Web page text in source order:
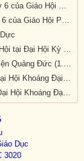
Hình ảnh Lễ Khai Mạc Đại Hội Khoáng Đại Kỳ 6 của Giáo Hội Phật Giáo Việt Nam Thống Nhất Hải Ngoại tại Úc Đại Lợi Tân Tây Lan (10.30am Thứ Bảy 21-9-2019)
Hình ảnh lưu niệm tại Đại Hội Khoáng Đại Kỳ 6 của Giáo Hội Phật Giáo Việt Nam Thống Nhất Hải Ngoại tại Úc Đại Lợi Tân Tây Lan (10.30am Thứ Bảy 21-9-2019)
Hình ảnh Đại Biểu Tự Viện Thành Viên Giáo Hội tại Đại Hội Kỳ 6 được tổ chức tại Tu Viện Quảng Đức, Melbourne, Victoria, trong 3 ngày 20, 21 và 22 tháng 9 năm 2019
Lễ Bế Mạc Đại Hội Khoáng Đại Kỳ 6 tại Tu Viện Quảng Đức (1.pm-2.30pm, chiều chủ nhật 22-9-2019)
Hình Chân Dung Đại Biểu Chư Tôn Đức tại Đại Hội Khoáng Đại kỳ 6 của Giáo Hội Phật Giáo Việt Nam Thống Nhất Hải Ngoại tại Úc Đại Lợi-Tân Tây Lan, được tổ chức tại Tu Viện Quảng Đức, Melbourne, Victoria, trong 3 ngày 20, 21 và 22 tháng 9 năm 2019
Hình Chân Dung Đại Biểu Phật Tử tham dự Đại Hội Khoáng Đại Kỳ 6 của Giáo Hội Phật Giáo Việt Nam Thống Nhất Hải Ngoại tại Úc Đại Lợi-Tân Tây Lan, được tổ chức tại Tu Viện Quảng Đức, Melbourne, Victoria, trong 3 ngày 20, 21 và 22 tháng 9 năm 2019
Dục
3020